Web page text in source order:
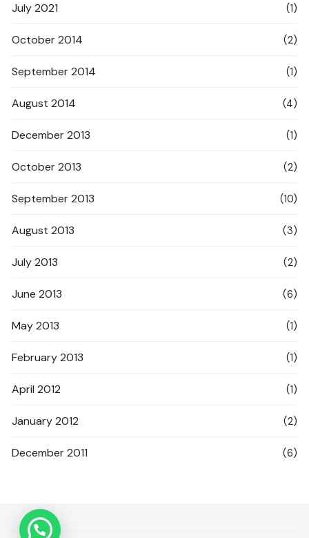
July 2021 (1)
October 2014 (2)
September 2014 (1)
August 2014 (4)
December 2013 (1)
October 2013 (2)
September 2013 (10)
August 2013 (3)
July 2013 (2)
June 2013 (6)
May 2013 (1)
February 2013 (1)
April 2012 (1)
January 2012 (2)
December 2011 (6)